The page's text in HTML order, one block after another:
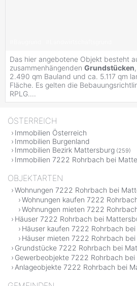
Das hier angebotene Objekt besteht
zusammenhängenden Grundstücken
2.490 qm Bauland und ca. 5.117 qm
Fläche. Es gelten die
RPLG....
ÖSTERREICH
Immobilien Österreich
Immobilien Burgenland
Immobilien Bezirk Mattersburg (259)
Immobilien 7222 Rohrbach bei
OBJEKTARTEN
Wohnungen 7222 Rohrbach bei
Wohnungen kaufen 7222
Wohnungen mieten 7222
Häuser 7222 Rohrbach bei
Häuser kaufen 7222 Rohrbach
Häuser mieten 7222 Rohrbach
Grundstücke 7222 Rohrbach bei
Gewerbeobjekte 7222 Rohrbach
Anlageobjekte 7222 Rohrbach bei